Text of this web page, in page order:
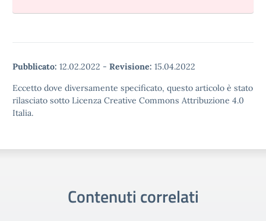
Pubblicato: 12.02.2022 - Revisione: 15.04.2022
Eccetto dove diversamente specificato, questo articolo è stato
rilasciato sotto Licenza Creative Commons Attribuzione 4.0
Italia.
Contenuti correlati